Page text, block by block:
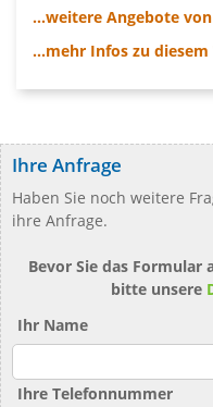
...weitere Angebote
...mehr Infos zu
Ihre Anfrage
Haben Sie noch weitere
ihre Anfrage.
Bevor Sie das Formular
bitte unsere
Ihr Name
Ihre Telefonnummer